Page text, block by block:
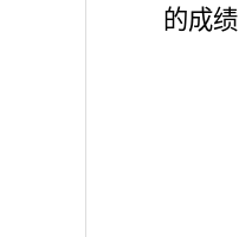
的成绩